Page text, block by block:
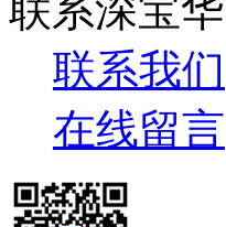
联系深宝华
联系我们
在线留言